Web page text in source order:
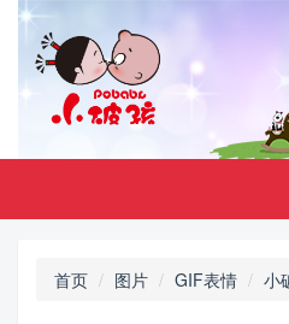
首页 图片 GIF表情 小